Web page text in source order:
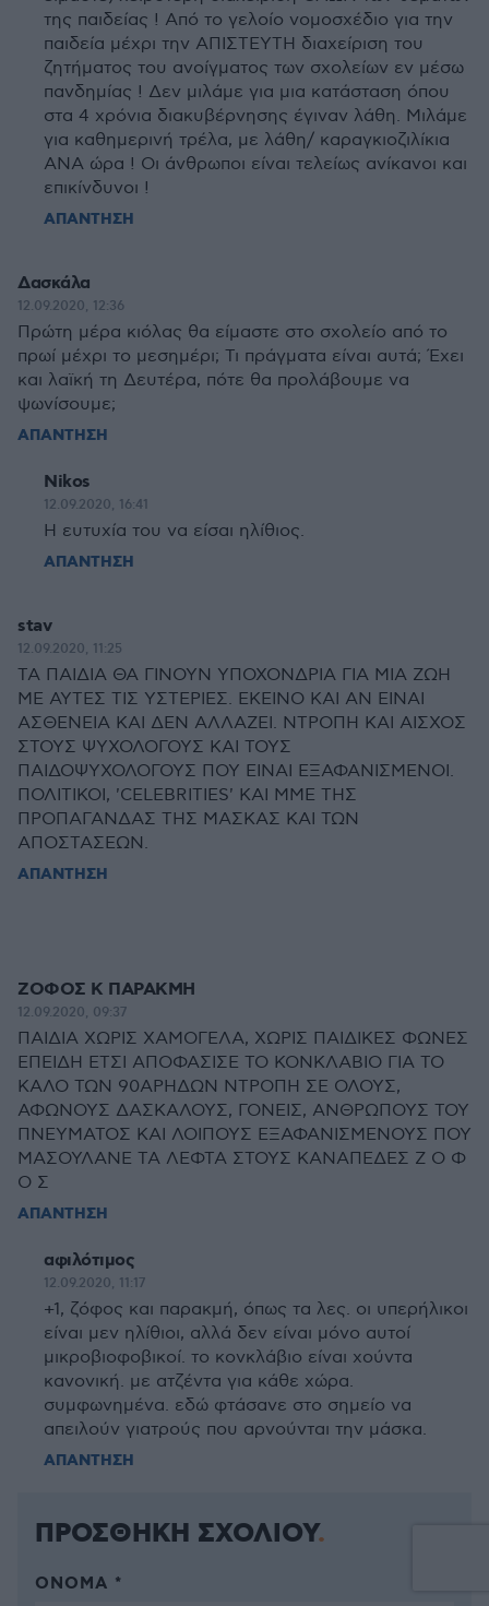
της παιδείας ! Από το γελοίο νομοσχέδιο για την
παιδεία μέχρι την ΑΠΙΣΤΕΥΤΗ διαχείριση του
ζητήματος του ανοίγματος των σχολείων εν μέσω
πανδημίας ! Δεν μιλάμε για μια κατάσταση όπου
στα 4 χρόνια διακυβέρνησης έγιναν λάθη. Μιλάμε
για καθημερινή τρέλα, με λάθη/ καραγκιοζιλίκια
ΑΝΑ ώρα ! Οι άνθρωποι είναι τελείως ανίκανοι και
επικίνδυνοι !
ΑΠΑΝΤΗΣΗ
Δασκάλα
12.09.2020, 12:36
Πρώτη μέρα κιόλας θα είμαστε στο σχολείο από το
πρωί μέχρι το μεσημέρι; Τι πράγματα είναι αυτά; Έχει
και λαϊκή τη Δευτέρα, πότε θα προλάβουμε να
ψωνίσουμε;
ΑΠΑΝΤΗΣΗ
Nikos
12.09.2020, 16:41
Η ευτυχία του να είσαι ηλίθιος.
ΑΠΑΝΤΗΣΗ
stav
12.09.2020, 11:25
ΤΑ ΠΑΙΔΙΑ ΘΑ ΓΙΝΟΥΝ ΥΠΟΧΟΝΔΡΙΑ ΓΙΑ ΜΙΑ ΖΩΗ
ΜΕ ΑΥΤΕΣ ΤΙΣ ΥΣΤΕΡΙΕΣ. ΕΚΕΙΝΟ ΚΑΙ ΑΝ ΕΙΝΑΙ
ΑΣΘΕΝΕΙΑ ΚΑΙ ΔΕΝ ΑΛΛΑΖΕΙ. ΝΤΡΟΠΗ ΚΑΙ ΑΙΣΧΟΣ
ΣΤΟΥΣ ΨΥΧΟΛΟΓΟΥΣ ΚΑΙ ΤΟΥΣ
ΠΑΙΔΟΨΥΧΟΛΟΓΟΥΣ ΠΟΥ ΕΙΝΑΙ ΕΞΑΦΑΝΙΣΜΕΝΟΙ.
ΠΟΛΙΤΙΚΟΙ, 'CELEBRITIES' ΚΑΙ ΜΜΕ ΤΗΣ
ΠΡΟΠΑΓΑΝΔΑΣ ΤΗΣ ΜΑΣΚΑΣ ΚΑΙ ΤΩΝ
ΑΠΟΣΤΑΣΕΩΝ.
ΑΠΑΝΤΗΣΗ
ΖΟΦΟΣ Κ ΠΑΡΑΚΜΗ
12.09.2020, 09:37
ΠΑΙΔΙΑ ΧΩΡΙΣ ΧΑΜΟΓΕΛΑ, ΧΩΡΙΣ ΠΑΙΔΙΚΕΣ ΦΩΝΕΣ
ΕΠΕΙΔΗ ΕΤΣΙ ΑΠΟΦΑΣΙΣΕ ΤΟ ΚΟΝΚΛΑΒΙΟ ΓΙΑ ΤΟ
ΚΑΛΟ ΤΩΝ 90ΑΡΗΔΩΝ ΝΤΡΟΠΗ ΣΕ ΟΛΟΥΣ,
ΑΦΩΝΟΥΣ ΔΑΣΚΑΛΟΥΣ, ΓΟΝΕΙΣ, ΑΝΘΡΩΠΟΥΣ ΤΟΥ
ΠΝΕΥΜΑΤΟΣ ΚΑΙ ΛΟΙΠΟΥΣ ΕΞΑΦΑΝΙΣΜΕΝΟΥΣ ΠΟΥ
ΜΑΣΟΥΛΑΝΕ ΤΑ ΛΕΦΤΑ ΣΤΟΥΣ ΚΑΝΑΠΕΔΕΣ Ζ Ο Φ
Ο Σ
ΑΠΑΝΤΗΣΗ
αφιλότιμος
12.09.2020, 11:17
+1, ζόφος και παρακμή, όπως τα λες. οι υπερήλικοι
είναι μεν ηλίθιοι, αλλά δεν είναι μόνο αυτοί
μικροβιοφοβικοί. το κονκλάβιο είναι χούντα
κανονική. με ατζέντα για κάθε χώρα.
συμφωνημένα. εδώ φτάσανε στο σημείο να
απειλούν γιατρούς που αρνούνται την μάσκα.
ΑΠΑΝΤΗΣΗ
ΠΡΟΣΘΗΚΗ ΣΧΟΛΙΟΥ
ΌΝΟΜΑ *